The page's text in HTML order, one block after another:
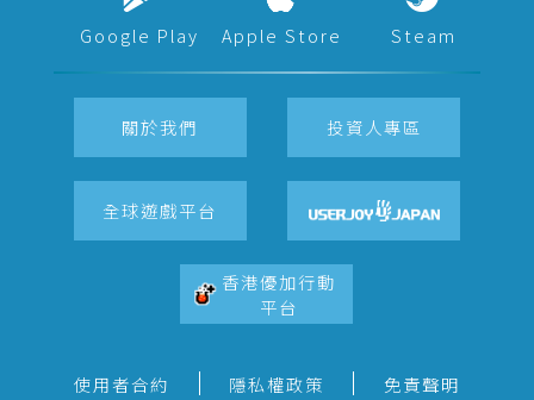
Google Play Apple Store Steam
關於我們 投資人專區
全球遊戲平台
香港優加行動
平台
使用者合約 隱私權政策 免責聲明